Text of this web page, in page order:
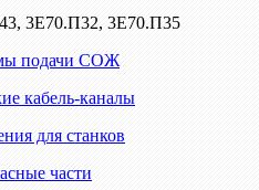
3Е70.П32, 3Е70.П35
подачи СОЖ
кабель-каналы
для станков
части